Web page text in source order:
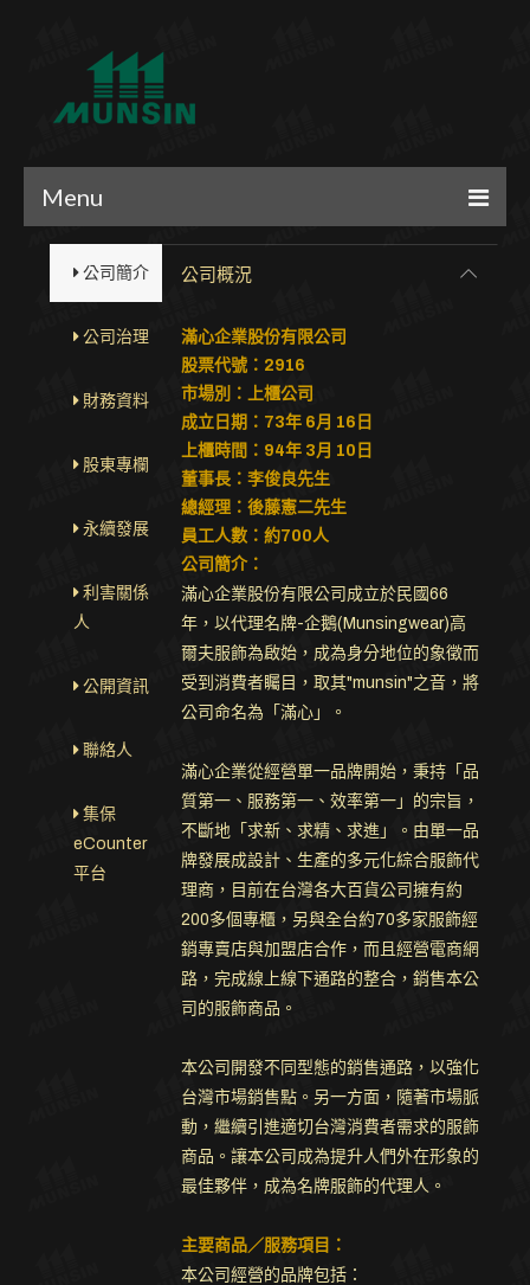
Menu
．公司簡介
．代理品牌
．投資人專區
．員工專區
．團體制服
．聯絡我們
公司簡介
公司治理
財務資料
股東專欄
永續發展
利害關係
人
公開資訊
聯絡人
集保
eCounter
平台
公司概況
滿心企業股份有限公司
股票代號：2916
市場別：上櫃公司
成立日期：73年 6月 16日
上櫃時間：94年 3月 10日
董事長：李俊良先生
總經理：後藤憲二先生
員工人數：約700人
公司簡介：
滿心企業股份有限公司成立於民國66
年，以代理名牌-企鵝(Munsingwear)高
爾夫服飾為啟始，成為身分地位的象徵而
受到消費者矚目，取其"munsin"之音，將
公司命名為「滿心」。
滿心企業從經營單一品牌開始，秉持「品
質第一、服務第一、效率第一」的宗旨，
不斷地「求新、求精、求進」。由單一品
牌發展成設計、生產的多元化綜合服飾代
理商，目前在台灣各大百貨公司擁有約
200多個專櫃，另與全台約70多家服飾經
銷專賣店與加盟店合作，而且經營電商網
路，完成線上線下通路的整合，銷售本公
司的服飾商品。
本公司開發不同型態的銷售通路，以強化
台灣市場銷售點。另一方面，隨著市場脈
動，繼續引進適切台灣消費者需求的服飾
商品。讓本公司成為提升人們外在形象的
最佳夥伴，成為名牌服飾的代理人。
主要商品／服務項目：
本公司經營的品牌包括：